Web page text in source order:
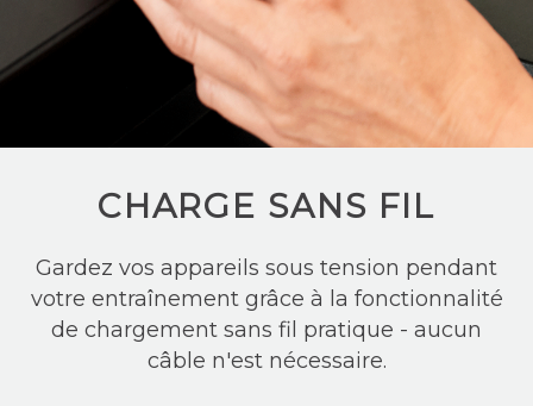
CHARGE SANS FIL
Gardez vos appareils sous tension pendant
votre entraînement grâce à la fonctionnalité
de chargement sans fil pratique - aucun
câble n'est nécessaire.